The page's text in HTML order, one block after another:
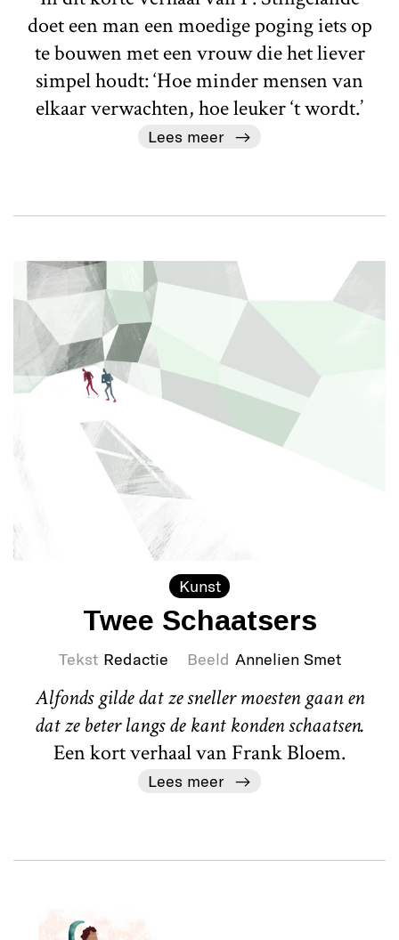
doet een man een moedige poging iets op
te bouwen met een vrouw die het liever
simpel houdt: ‘Hoe minder mensen van
elkaar verwachten, hoe leuker ‘t wordt.’
Lees meer
Kunst
Twee Schaatsers
Tekst Redactie Beeld Annelien Smet
Alfonds gilde dat ze sneller moesten gaan en
dat ze beter langs de kant konden schaatsen.
Een kort verhaal van Frank Bloem.
Lees meer